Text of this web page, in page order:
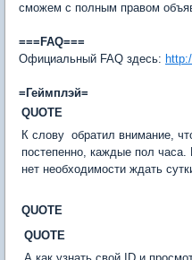
сможем с полным правом
===FAQ===
Официальный FAQ здесь:
=Геймплэй=
QUOTE
К слову  обратил внимание,
постепенно, каждые пол часа.
нет необходимости ждать
QUOTE
QUOTE